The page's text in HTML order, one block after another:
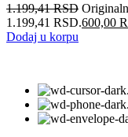
1.199,41RSD
1.199,41 RSD.600,00
Dodaj u korpu